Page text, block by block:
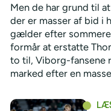
Men de har grund til
der er masser af bid i
gælder efter
formår at erstatte
to til, Viborg-fansene
marked efter en